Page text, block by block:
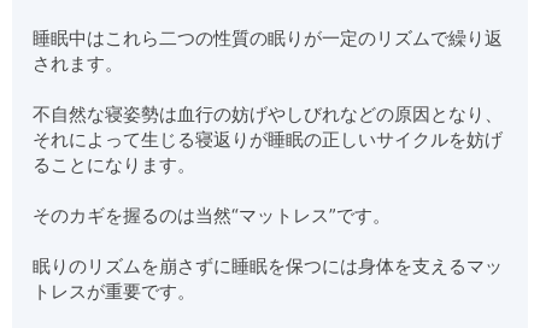
睡眠中はこれら二つの性質の眠りが一定のリズムで繰り返
されます。
不自然な寝姿勢は血行の妨げやしびれなどの原因となり、
それによって生じる寝返りが睡眠の正しいサイクルを妨げ
ることになります。
そのカギを握るのは当然“マットレス”です。
眠りのリズムを崩さずに睡眠を保つには身体を支えるマッ
トレスが重要です。